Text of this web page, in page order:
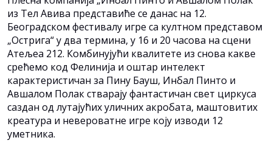
из Тел Авива представиће се данас на 12.
Београдском фестивалу игре са култном представом
„Острига“ у два термина, у 16 и 20 часова на сцени
Атељеа 212. Комбинујући квалитете из снова какве
срећемо код Фелинија и оштар интелект
карактеристичан за Пину Бауш, Инбал Пинто и
Авшалом Полак стварају фантастичан свет циркуса
саздан од лутајућих уличних акробата, маштовитих
креатура и невероватне игре коју изводи 12
уметника.